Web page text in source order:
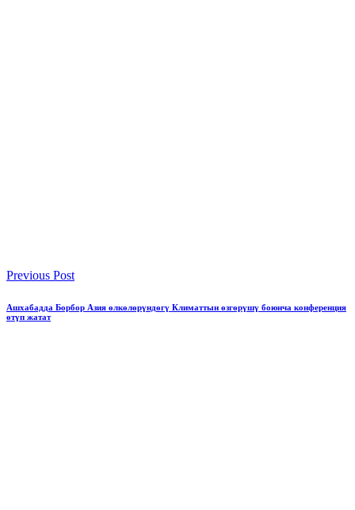
Previous Post
Ашхабадда Борбор Азия өлкөлөрүндөгү Климаттын өзгөрүшү боюнча конференция
өтүп жатат